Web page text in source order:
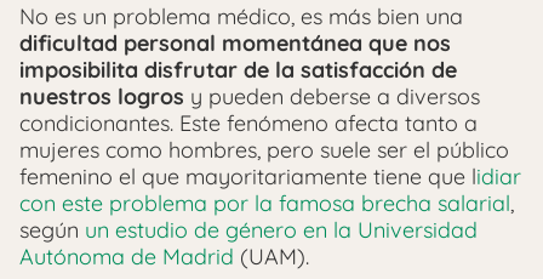
No es un problema médico, es más bien una
dificultad personal momentánea que nos
imposibilita disfrutar de la satisfacción de
nuestros logros y pueden deberse a diversos
condicionantes. Este fenómeno afecta tanto a
mujeres como hombres, pero suele ser el público
femenino el que mayoritariamente tiene que lidiar
con este problema por la famosa brecha salarial,
según un estudio de género en la Universidad
Autónoma de Madrid (UAM).